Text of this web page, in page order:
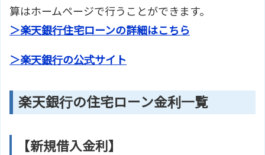
算はホームページで行うことができます。
＞楽天銀行住宅ローンの詳細はこちら
＞楽天銀行の公式サイト
楽天銀行の住宅ローン金利一覧
【新規借入金利】